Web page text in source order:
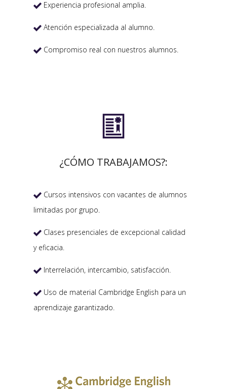
 Experiencia profesional amplia.
 Atención especializada al alumno.
 Compromiso real con nuestros alumnos.

¿CÓMO TRABAJAMOS?:
 Cursos intensivos con vacantes de alumnos
limitadas por grupo.
 Clases presenciales de excepcional calidad
y eficacia.
 Interrelación, intercambio, satisfacción.
 Uso de material Cambridge English para un
aprendizaje garantizado.